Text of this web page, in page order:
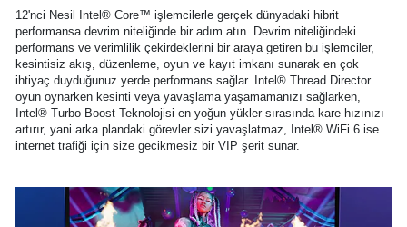
12'nci Nesil Intel® Core™ işlemcilerle gerçek dünyadaki hibrit
performansa devrim niteliğinde bir adım atın. Devrim niteliğindeki
performans ve verimlilik çekirdeklerini bir araya getiren bu işlemciler,
kesintisiz akış, düzenleme, oyun ve kayıt imkanı sunarak en çok
ihtiyaç duyduğunuz yerde performans sağlar. Intel® Thread Director
oyun oynarken kesinti veya yavaşlama yaşamamanızı sağlarken,
Intel® Turbo Boost Teknolojisi en yoğun yükler sırasında kare hızınızı
artırır, yani arka plandaki görevler sizi yavaşlatmaz, Intel® WiFi 6 ise
internet trafiği için size gecikmesiz bir VIP şerit sunar.